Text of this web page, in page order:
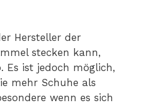
Hersteller der
stecken kann,
Es ist jedoch möglich,
mehr Schuhe als
wenn es sich